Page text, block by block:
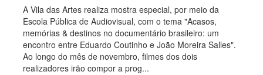
A Vila das Artes realiza mostra especial, por meio da
Escola Pública de Audiovisual, com o tema "Acasos,
memórias & destinos no documentário brasileiro: um
encontro entre Eduardo Coutinho e João Moreira Salles".
Ao longo do mês de novembro, filmes dos dois
realizadores irão compor a prog...